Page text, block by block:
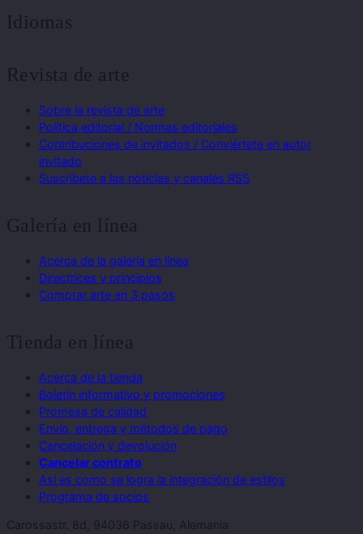
Idiomas
Revista de arte
Sobre la revista de arte
Política editorial / Normas editoriales
Contribuciones de invitados / Conviértete en autor
invitado
Suscríbete a las noticias y canales RSS
Galería en línea
Acerca de la galería en línea
Directrices y principios
Comprar arte en 3 pasos
Tienda en línea
Acerca de la tienda
Boletín informativo y promociones
Promesa de calidad
Envío, entrega y métodos de pago
Cancelación y devolución
Cancelar contrato
Así es como se logra la integración de estilos
Programa de socios
Carossastr. 8d, 94036 Passau, Alemania